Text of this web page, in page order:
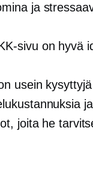
ja
sivu on hyvä
usein
joita he